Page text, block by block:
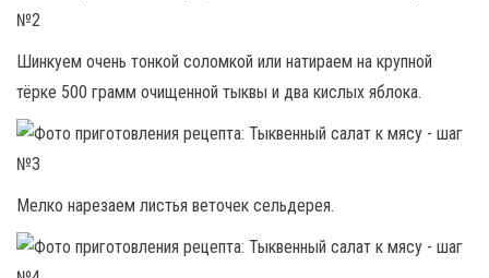
Шинкуем очень тонкой соломкой или натираем на крупной
тёрке 500 грамм очищенной тыквы и два кислых яблока.
Мелко нарезаем листья веточек сельдерея.